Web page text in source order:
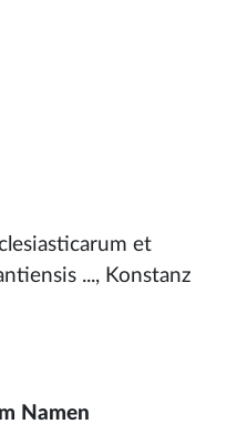
et
..., Konstanz
Namen